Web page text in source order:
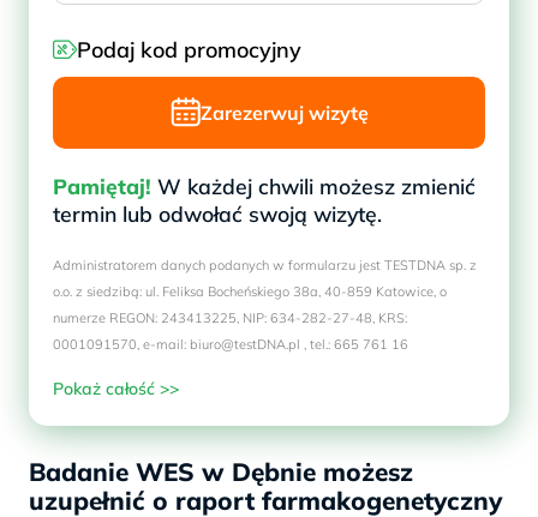
Podaj kod promocyjny
Zarezerwuj wizytę
Pamiętaj! W każdej chwili możesz zmienić
termin lub odwołać swoją wizytę.
Administratorem danych podanych w formularzu jest TESTDNA sp. z
o.o. z siedzibą: ul. Feliksa Bocheńskiego 38a, 40-859 Katowice, o
numerze REGON: 243413225, NIP: 634-282-27-48, KRS:
0001091570, e-mail: biuro@testDNA.pl , tel.: 665 761 16
Pokaż całość >>
Badanie WES w Dębnie możesz
uzupełnić o raport farmakogenetyczny